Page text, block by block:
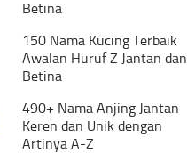
Betina
150 Nama Kucing Terbaik
Awalan Huruf Z Jantan dan
Betina
490+ Nama Anjing Jantan
Keren dan Unik dengan
Artinya A-Z